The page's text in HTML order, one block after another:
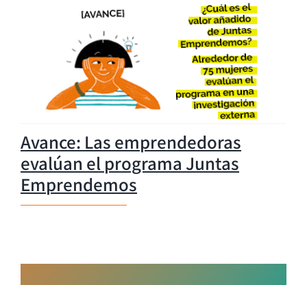
Avance: Las emprendedoras
evalúan el programa Juntas
Emprendemos